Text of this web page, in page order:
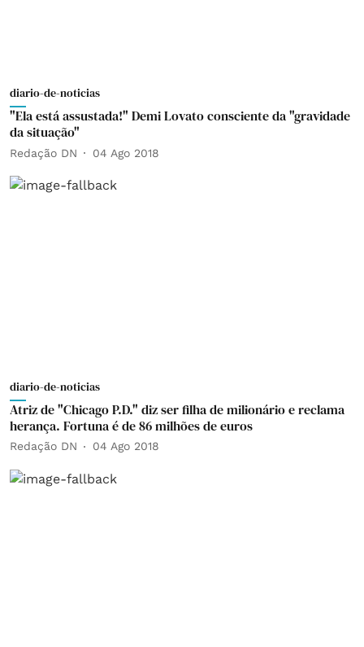
diario-de-noticias
"Ela está assustada!" Demi Lovato consciente da "gravidade
da situação"
Redação DN 04 Ago 2018
diario-de-noticias
Atriz de "Chicago P.D." diz ser filha de milionário e reclama
herança. Fortuna é de 86 milhões de euros
Redação DN 04 Ago 2018